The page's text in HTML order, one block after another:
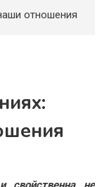
отношения